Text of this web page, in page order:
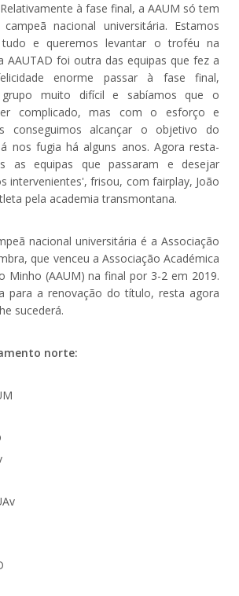
à fase final, a AAUM só tem
nacional universitária. Estamos
tudo e queremos levantar o troféu na
AAUTAD foi outra das equipas que fez a
enorme passar à fase final,
grupo muito difícil e sabíamos que o
complicado, mas com o esforço e
conseguimos alcançar o objetivo do
nos fugia há alguns anos. Agora resta-
as equipas que passaram e desejar
intervenientes', frisou, com fairplay, João
pela academia transmontana.
nacional universitária é a Associação
que venceu a Associação Académica
Minho (AAUM) na final por 3-2 em 2019.
para a renovação do título, resta agora
sucederá.
norte: